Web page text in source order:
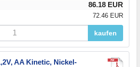
86.18 EUR
72.46 EUR
kaufen
AA Kinetic, Nickel-